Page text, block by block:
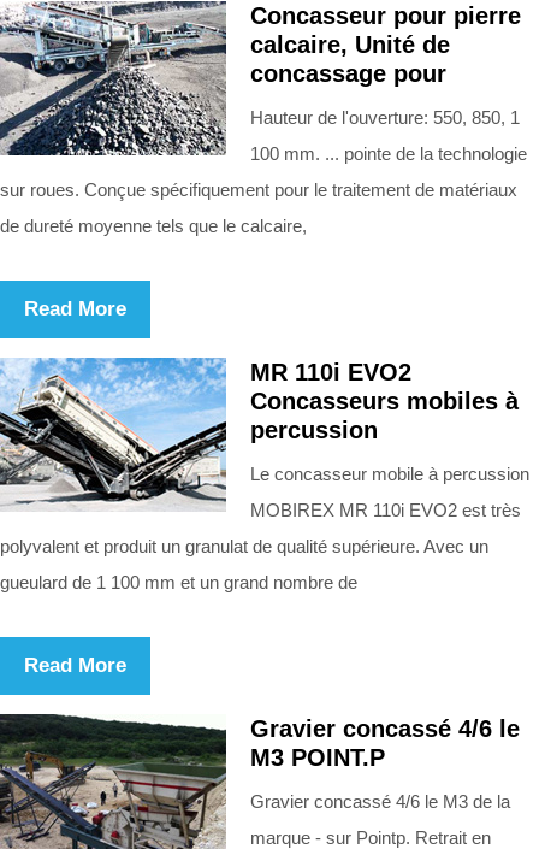
Concasseur pour pierre
calcaire, Unité de
concassage pour
Hauteur de l'ouverture: 550, 850, 1
100 mm. ... pointe de la technologie
sur roues. Conçue spécifiquement pour le traitement de matériaux
de dureté moyenne tels que le calcaire,
Read More
MR 110i EVO2
Concasseurs mobiles à
percussion
Le concasseur mobile à percussion
MOBIREX MR 110i EVO2 est très
polyvalent et produit un granulat de qualité supérieure. Avec un
gueulard de 1 100 mm et un grand nombre de
Read More
Gravier concassé 4/6 le
M3 POINT.P
Gravier concassé 4/6 le M3 de la
marque - sur Pointp. Retrait en